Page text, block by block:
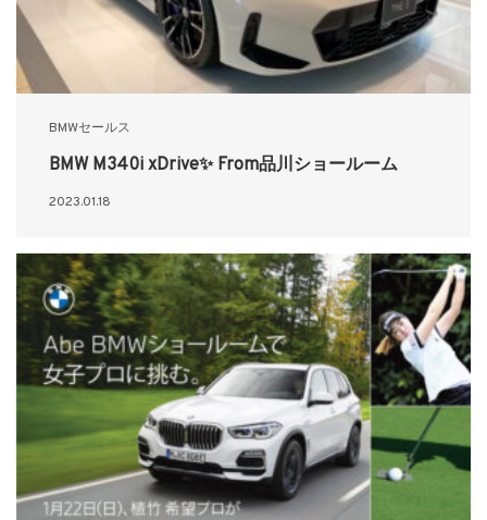
BMWセールス
BMW M340i xDrive✨ From品川ショールーム
2023.01.18